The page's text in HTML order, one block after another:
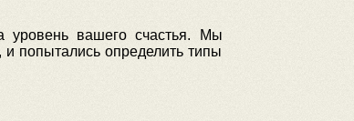
уровень вашего счастья. Мы
попытались определить типы